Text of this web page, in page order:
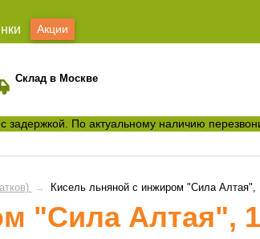
Акции
Склад в Москве
задержкой. По актуальному наличию
→ Кисель льняной с инжиром "Сила Алтая",
"Сила Алтая",